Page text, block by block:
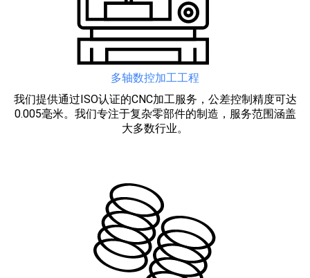
多轴数控加工工程
我们提供通过ISO认证的CNC加工服务，公差控制精度可达
0.005毫米。我们专注于复杂零部件的制造，服务范围涵盖
大多数行业。